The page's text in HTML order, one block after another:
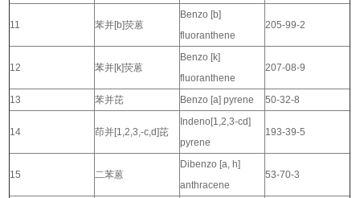
11 苯并[b]荧蒽
Benzo [b]
fluoranthene
205-99-2
12 苯并[k]荧蒽
Benzo [k]
fluoranthene
207-08-9
13 苯并芘 Benzo [a] pyrene 50-32-8
14 茚并[1,2,3,-c,d]芘
Indeno[1,2,3-cd]
pyrene
193-39-5
15 二苯蒽
Dibenzo [a, h]
anthracene
53-70-3